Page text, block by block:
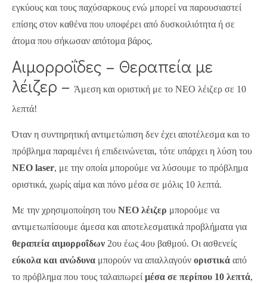
εγκύους και τους παχύσαρκους ενώ μπορεί να παρουσιαστεί
επίσης στον καθένα που υποφέρει από δυσκοιλιότητα ή σε
άτομα που σήκωσαν απότομα βάρος.
Αιμορροΐδες – Θεραπεία με
λέιζερ – Άμεση και οριστική με το ΝΕΟ λέιζερ σε 10
λεπτά!
Όταν η συντηρητική αντιμετώπιση δεν έχει αποτέλεσμα και το
πρόβλημα παραμένει ή επιδεινώνεται, τότε υπάρχει η λύση του
ΝΕΟ laser, με την οποία μπορούμε να λύσουμε το πρόβλημα
οριστικά, χωρίς αίμα και πόνο μέσα σε μόλις 10 λεπτά.
Με την χρησιμοποίηση του ΝΕΟ λέιζερ μπορούμε να
αντιμετωπίσουμε άμεσα και αποτελεσματικά προβλήματα για
θεραπεία αιμορροΐδων 2ου έως 4ου βαθμού. Οι ασθενείς
εύκολα και ανώδυνα μπορούν να απαλλαγούν οριστικά από
το πρόβλημα που τους ταλαιπωρεί μέσα σε περίπου 10 λεπτά,